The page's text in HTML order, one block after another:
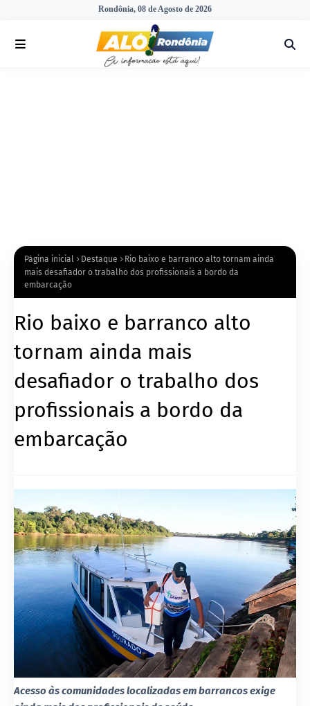
Rondônia, 08 de Agosto de 2026
Página inicial Destaque
Rio baixo e barranco alto tornam ainda
mais desafiador o trabalho dos profissionais a bordo da
embarcação
Rio baixo e barranco alto
tornam ainda mais
desafiador o trabalho dos
profissionais a bordo da
embarcação
Acesso às comunidades localizadas em barrancos exige